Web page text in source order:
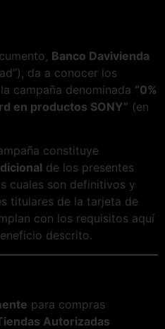
Banco Davivienda
da a conocer los
campaña denominada “0%
en productos SONY” (en
constituye
de los presentes
cuales son definitivos y
titulares de la tarjeta de
con los requisitos aquí
descrito.
para compras
Autorizadas